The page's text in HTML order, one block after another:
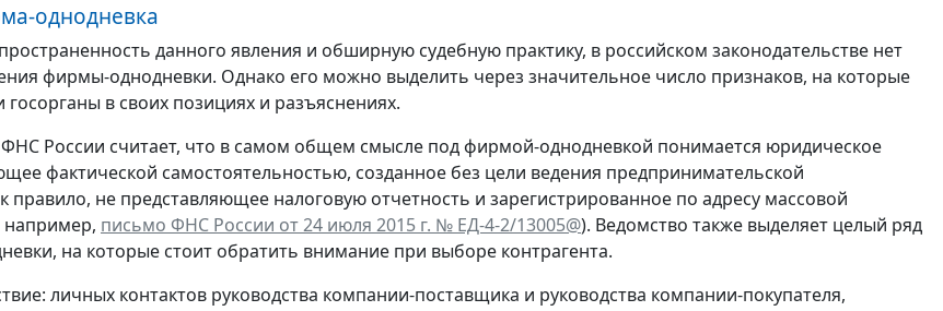
однодневка
данного явления и обширную судебную практику, в российском законодательстве нет
фирмы-однодневки. Однако его можно выделить через значительное число признаков, на которые
госорганы в своих позициях и разъяснениях.
ФНС России считает, что в самом общем смысле под фирмой-однодневкой понимается юридическое
фактической самостоятельностью, созданное без цели ведения предпринимательской
правило, не представляющее налоговую отчетность и зарегистрированное по адресу массовой
например, письмо ФНС России от 24 июля 2015 г. № ЕД-4-2/13005@). Ведомство также выделяет целый ряд
на которые стоит обратить внимание при выборе контрагента.
личных контактов руководства компании-поставщика и руководства компании-покупателя,